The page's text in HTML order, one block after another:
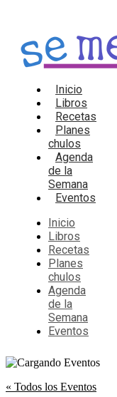
Inicio
Libros
Recetas
Planes
chulos
Agenda
de la
Semana
Eventos
Inicio
Libros
Recetas
Planes
chulos
Agenda
de la
Semana
Eventos
« Todos los Eventos